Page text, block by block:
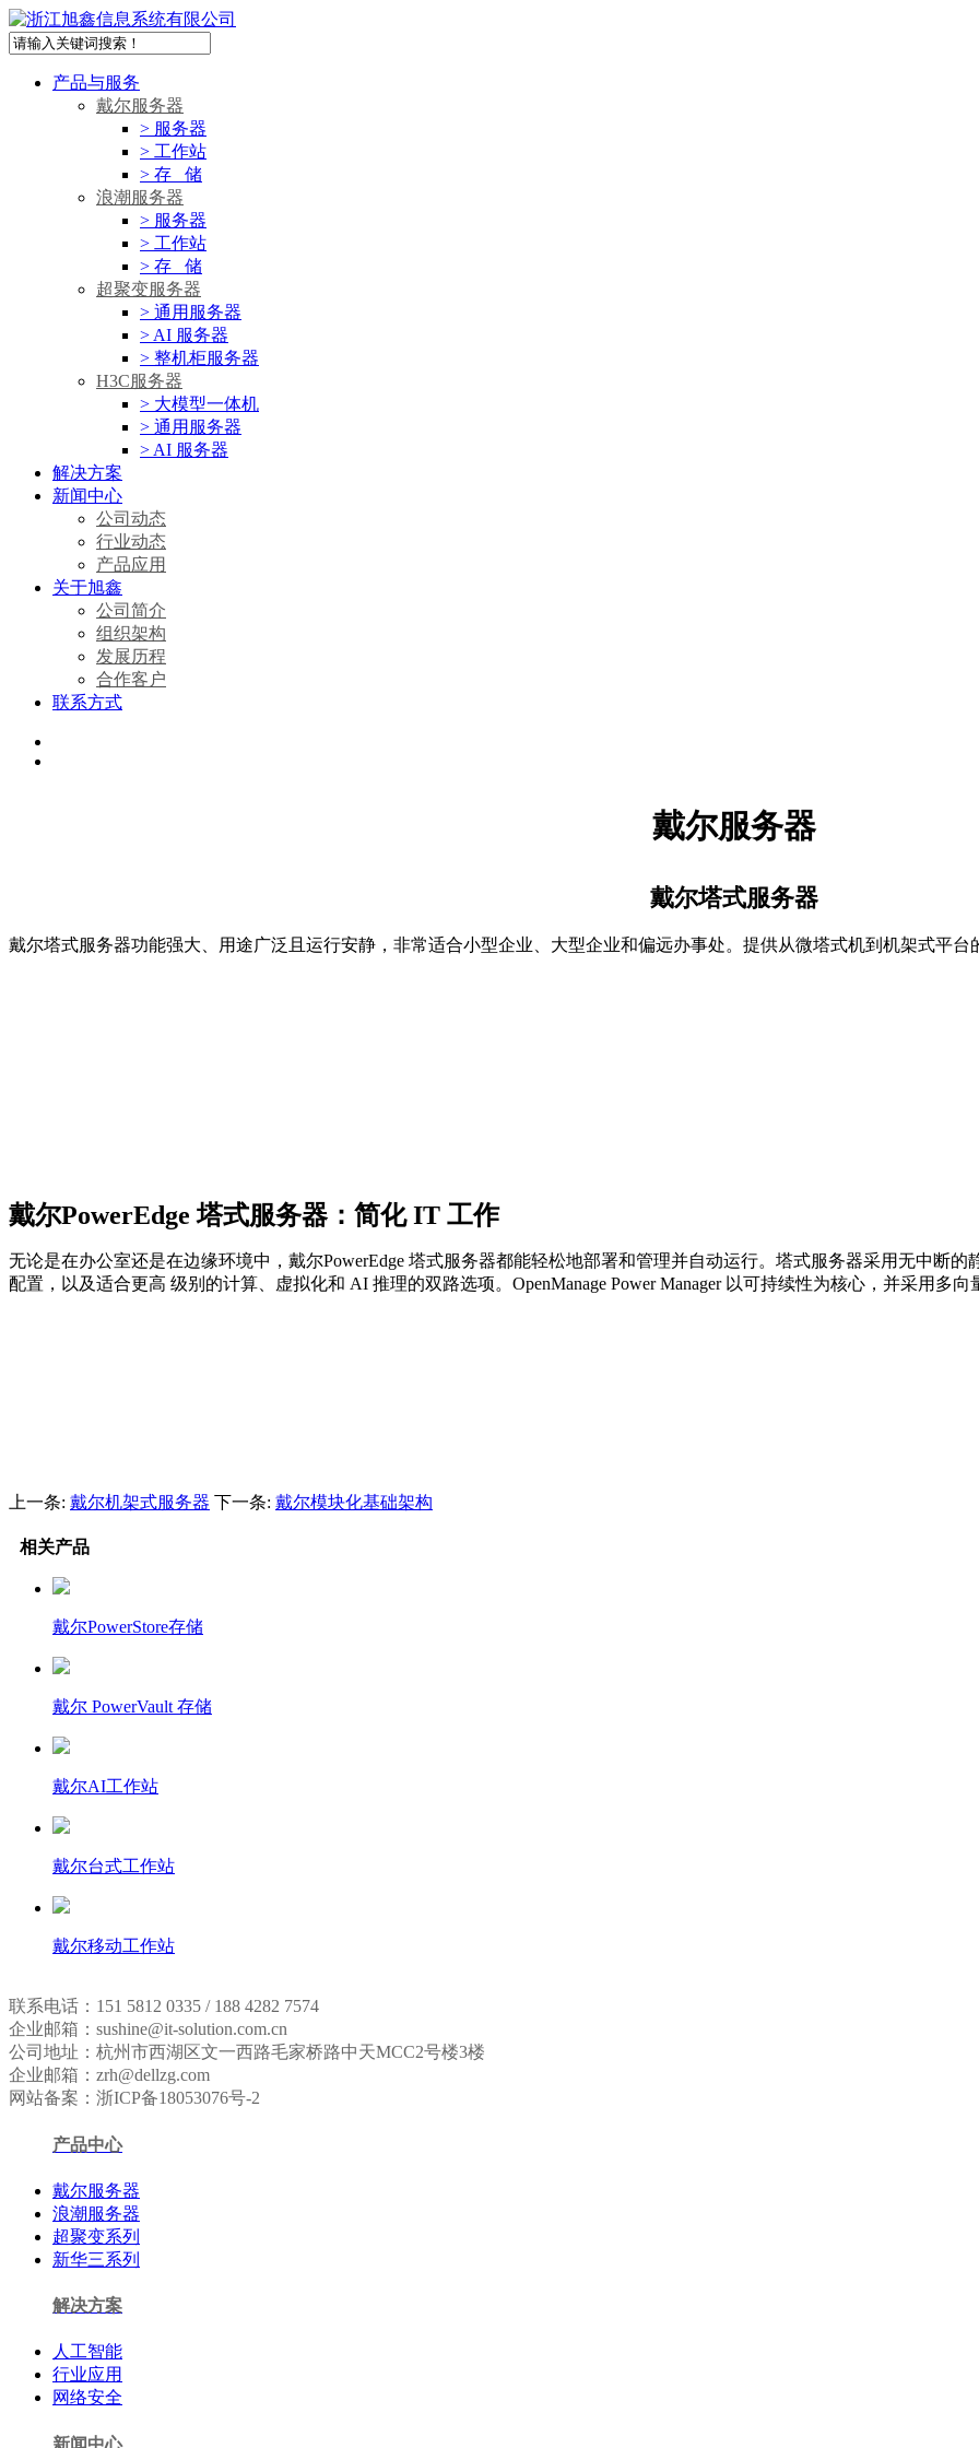
产品与服务
戴尔服务器
> 服务器
> 工作站
> 存 储
浪潮服务器
> 服务器
> 工作站
> 存 储
超聚变服务器
> 通用服务器
> AI 服务器
> 整机柜服务器
H3C服务器
> 大模型一体机
> 通用服务器
> AI 服务器
解决方案
新闻中心
公司动态
行业动态
产品应用
关于旭鑫
公司简介
组织架构
发展历程
合作客户
联系方式
戴尔服务器
戴尔塔式服务器
戴尔塔式服务器功能强大、用途广泛且运行安静，非常适合小型企业、大型企业和偏远办事处。提供从微塔式机到机架式平台
戴尔PowerEdge 塔式服务器：简化 IT 工作
无论是在办公室还是在边缘环境中，戴尔PowerEdge 塔式服务器都能轻松地部署和管理并自动运行。塔式服务器采用无中断
配置，以及适合更高 级别的计算、虚拟化和 AI 推理的双路选项。OpenManage Power Manager 以可持续性为核心，并采用多
上一条: 戴尔机架式服务器 下一条: 戴尔模块化基础架构
相关产品
戴尔PowerStore存储
戴尔 PowerVault 存储
戴尔AI工作站
戴尔台式工作站
戴尔移动工作站
联系电话：151 5812 0335 / 188 4282 7574
企业邮箱：sushine@it-solution.com.cn
公司地址：杭州市西湖区文一西路毛家桥路中天MCC2号楼3楼
企业邮箱：zrh@dellzg.com
网站备案：浙ICP备18053076号-2
产品中心
戴尔服务器
浪潮服务器
超聚变系列
新华三系列
解决方案
人工智能
行业应用
网络安全
新闻中心